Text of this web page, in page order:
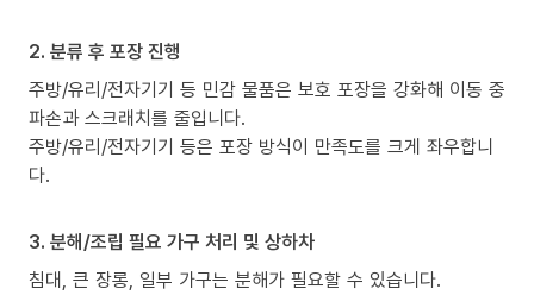
2. 분류 후 포장 진행
주방/유리/전자기기 등 민감 물품은 보호 포장을 강화해 이동 중
파손과 스크래치를 줄입니다.
주방/유리/전자기기 등은 포장 방식이 만족도를 크게 좌우합니
다.
3. 분해/조립 필요 가구 처리 및 상하차
침대, 큰 장롱, 일부 가구는 분해가 필요할 수 있습니다.